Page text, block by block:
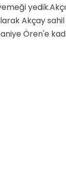
Akçay
Ören'e